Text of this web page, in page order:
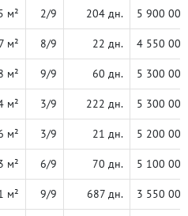
м² 2/9 204 дн. 5 900 000
м² 8/9 22 дн. 4 550 000
м² 9/9 60 дн. 5 300 000
м² 3/9 222 дн. 5 300 000
м² 3/9 21 дн. 5 200 000
м² 6/9 70 дн. 5 100 000
м² 9/9 687 дн. 3 550 000